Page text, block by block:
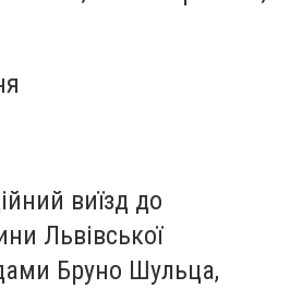
виїзд до
Львівської
Бруно Шульца,